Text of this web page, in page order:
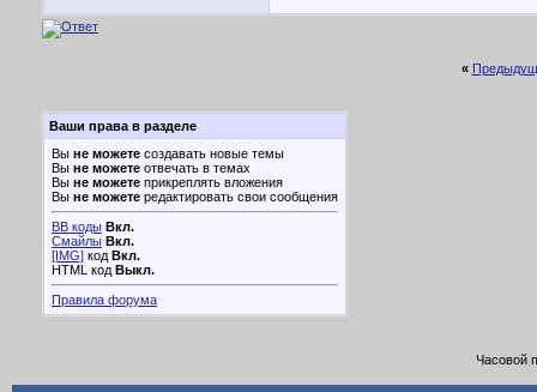
«
Ваши права в разделе
Вы не можете создавать новые темы
Вы не можете отвечать в темах
Вы не можете прикреплять вложения
Вы не можете редактировать свои сообщения
BB коды Вкл.
Смайлы Вкл.
[IMG] код Вкл.
HTML код Выкл.
Правила форума
Часовой